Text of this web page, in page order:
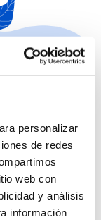
personalizar
de redes
web con
y análisis
información
USEFUL
Suite